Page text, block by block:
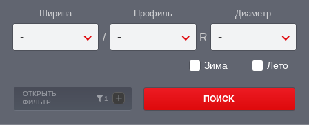
Ширина
- /
Профиль
- R
Диаметр
-
Зима Лето
ОТКРЫТЬ
ФИЛЬТР
1 +